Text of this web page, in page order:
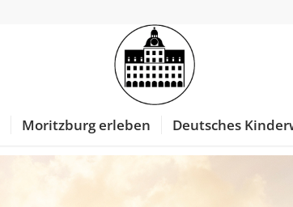
Moritzburg erleben Deutsches